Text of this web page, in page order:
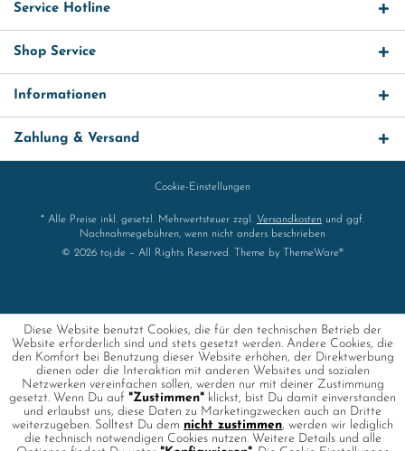
Service Hotline
Shop Service
Informationen
Zahlung & Versand
Cookie-Einstellungen
* Alle Preise inkl. gesetzl. Mehrwertsteuer zzgl. Versandkosten und ggf.
Nachnahmegebühren, wenn nicht anders beschrieben
© 2026 toj.de – All Rights Reserved. Theme by
ThemeWare®
Diese Website benutzt Cookies, die für den technischen Betrieb der
Website erforderlich sind und stets gesetzt werden. Andere Cookies, die
den Komfort bei Benutzung dieser Website erhöhen, der Direktwerbung
dienen oder die Interaktion mit anderen Websites und sozialen
Netzwerken vereinfachen sollen, werden nur mit deiner Zustimmung
gesetzt. Wenn Du auf "Zustimmen" klickst, bist Du damit einverstanden
und erlaubst uns, diese Daten zu Marketingzwecken auch an Dritte
weiterzugeben. Solltest Du dem nicht zustimmen, werden wir lediglich
die technisch notwendigen Cookies nutzen. Weitere Details und alle